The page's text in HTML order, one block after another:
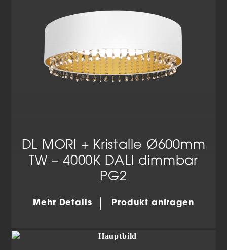
DL MORI + Kristalle Ø600mm
TW – 4000K DALI dimmbar
PG2
Mehr Details Produkt anfragen